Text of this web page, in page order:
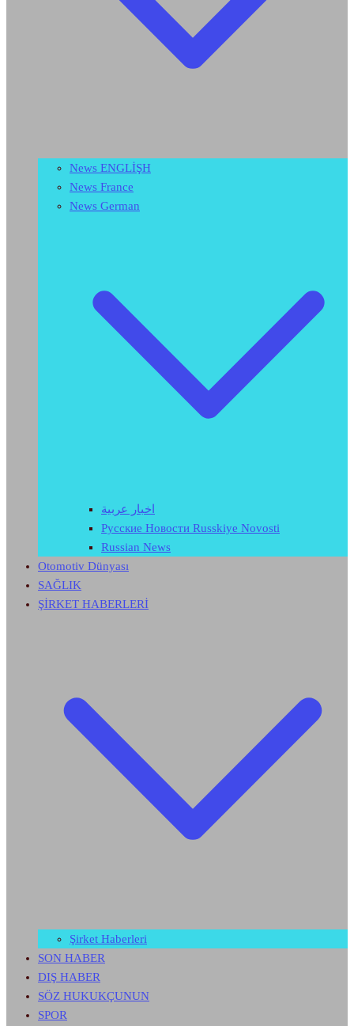
News ENGLİŞH
News France
News German
اخبار عربية
Русские Новости Russkiye Novosti
Russian News
Otomotiv Dünyası
SAĞLIK
ŞİRKET HABERLERİ
Şirket Haberleri
SON HABER
DIŞ HABER
SÖZ HUKUKÇUNUN
SPOR